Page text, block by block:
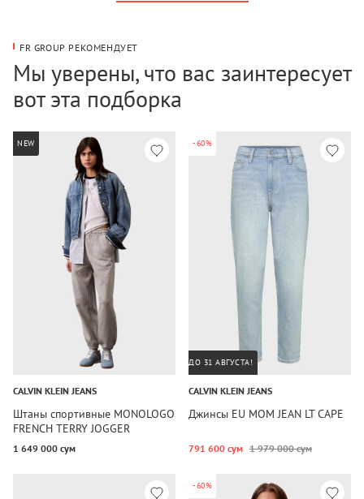
FR GROUP РЕКОМЕНДУЕТ
Мы уверены, что вас заинтересует
вот эта подборка
NEW
CALVIN KLEIN JEANS
Штаны спортивные MONOLOGO
FRENCH TERRY JOGGER
1 649 000 сум
-60%
ДО 31 АВГУСТА!
CALVIN KLEIN JEANS
Джинсы EU MOM JEAN LT CAPE
791 600 сум 1 979 000 сум
-60%